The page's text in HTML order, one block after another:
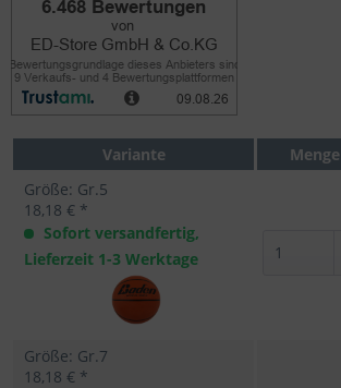
Variante
Menge
Größe: Gr.5
18,18 € *
Sofort versandfertig,
Lieferzeit 1-3 Werktage
Größe: Gr.7
18,18 € *